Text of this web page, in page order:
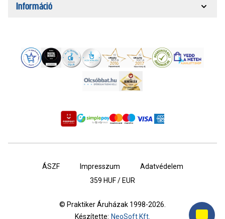
Információ
ÁSZF Impresszum
Adatvédelem
359 HUF / EUR
© Praktiker Áruházak 1998-2026.
Készítette: NeoSoft Kft.